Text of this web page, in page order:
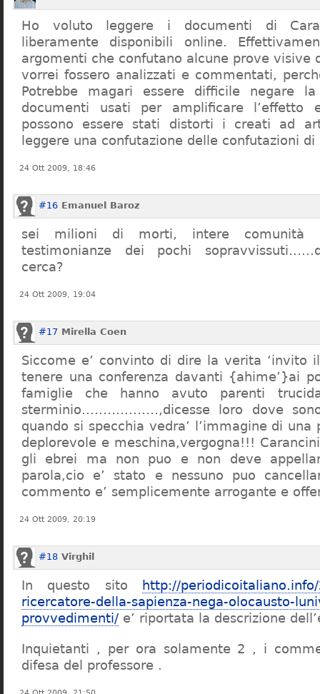
Ho voluto leggere i documenti di
liberamente disponibili online.
argomenti che confutano alcune prove visive
vorrei fossero analizzati e commentati,
Potrebbe magari essere difficile negare
documenti usati per amplificare l’effetto
possono essere stati distorti i creati ad
leggere una confutazione delle confutazioni di
24 Ott 2009, 18:46
#16 Emanuel Baroz
sei milioni di morti, intere comunità
testimonianze dei pochi
cerca?
24 Ott 2009, 19:04
#17 Mirella Coen
Siccome e’ convinto di dire la verita ‘invito
tenere una conferenza davanti {ahime’}ai
famiglie che hanno avuto parenti
sterminio………………,dicesse loro dove
quando si specchia vedra’ l’immagine di una
deplorevole e meschina,vergogna!!!
gli ebrei ma non puo e non deve
parola,cio e’ stato e nessuno puo
commento e’ semplicemente arrogante e
24 Ott 2009, 20:19
#18 Virghil
In questo sito
http://
ricercatore-della-sapienza-nega-olocausto-
provvedimenti/ e’ riportata la descrizione
Inquietanti , per ora solamente 2 , i
difesa del professore .